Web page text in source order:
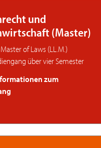
und
(Master)
of Laws (LL.M.)
über vier Semester
zum